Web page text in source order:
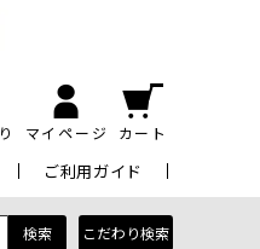
マイページ カート
ご利用ガイド
検索 こだわり検索